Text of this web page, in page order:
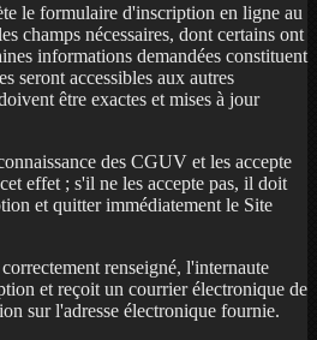
le formulaire d'inscription en ligne au
champs nécessaires, dont certains ont
informations demandées constituent
seront accessibles aux autres
être exactes et mises à jour
des CGUV et les accepte
effet ; s'il ne les accepte pas, il doit
et quitter immédiatement le Site
renseigné, l'internaute
et reçoit un courrier électronique de
sur l'adresse électronique fournie.